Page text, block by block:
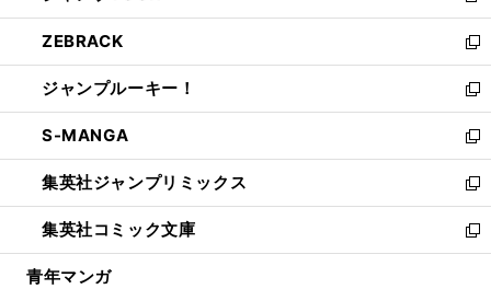
開
く
ウ
で
開
く
ン
ド
ウ
で
開
く
ウ
ィ
ン
ド
ウ
で
開
く
し
い
ウ
ィ
ン
ド
ウ
で
開
く
ZEBRACK
新
し
い
ウ
ィ
ン
ド
ウ
で
開
ジャンプルーキー！
新
し
い
ウ
ィ
ン
ド
ウ
S-MANGA
新
し
い
ウ
ィ
ン
集英社ジャンプリミックス
新
し
い
ウ
集英社コミック文庫
新
し
青年マンガ